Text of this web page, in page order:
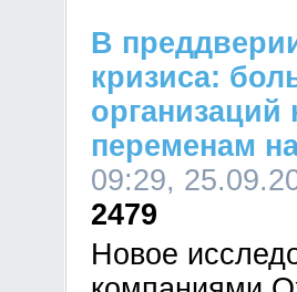
В
кризиса:
организаций
переменам
09:29,
2479
Новое